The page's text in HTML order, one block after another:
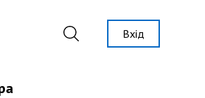
Вхід